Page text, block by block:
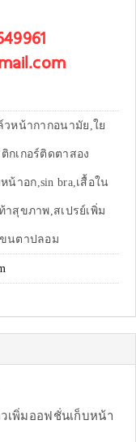
วหน้ากากอนามัย,ใย
กเกอร์ติดตาสอง
าอก,sin bra,เสื้อใน
าสุขภาพ,สเปรย์เพิ่ม
นตาปลอม
เพิ่มออฟชั่นเก็บหน้า